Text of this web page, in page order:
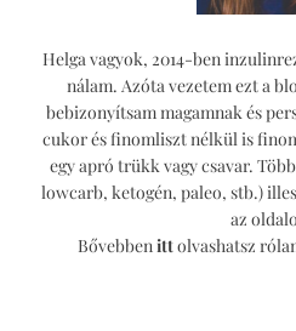
Helga vagyok, 2014-ben
nálam. Azóta vezetem ezt a
bebizonyítsam magamnak és
cukor és finomliszt nélkül is
egy apró trükk vagy csavar.
lowcarb, ketogén, paleo, stb.)
az
Bővebben ittolvashatsz